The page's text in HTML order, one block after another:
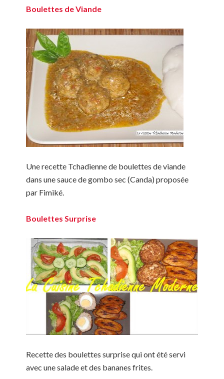
Boulettes de Viande
Une recette Tchadienne de boulettes de viande
dans une sauce de gombo sec (Canda) proposée
par Fimiké.
Boulettes Surprise
Recette des boulettes surprise qui ont été servi
avec une salade et des bananes frites.